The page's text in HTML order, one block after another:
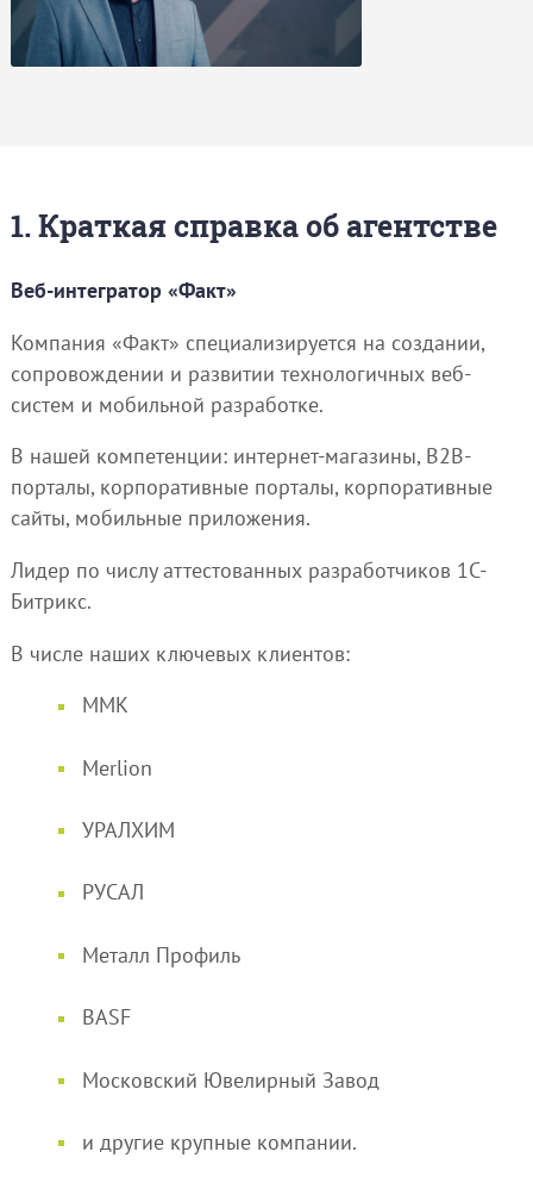
1. Краткая справка об агентстве
Веб-интегратор «Факт»
Компания «Факт» специализируется на создании,
сопровождении и развитии технологичных веб-
систем и мобильной разработке.
В нашей компетенции: интернет-магазины, В2В-
порталы, корпоративные порталы, корпоративные
сайты, мобильные приложения.
Лидер по числу аттестованных разработчиков 1С-
Битрикс.
В числе наших ключевых клиентов:
ММК
Merlion
УРАЛХИМ
РУСАЛ
Металл Профиль
BASF
Московский Ювелирный Завод
и другие крупные компании.